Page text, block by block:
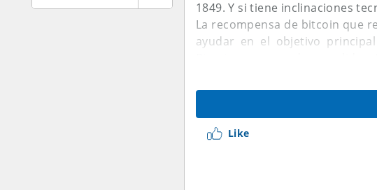
1849. Y si tiene inclinaciones
La recompensa de bitcoin que
ayudar en el objetivo
depende de ninguna autoridad
Sin embargo, antes de
realmente para usted.
Like